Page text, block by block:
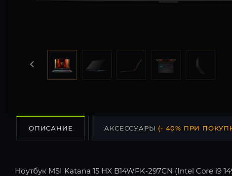
ОПИСАНИЕ АКСЕССУАРЫ (- 40% ПРИ
Ноутбук MSI Katana 15 HX B14WFK-297CN (Intel Core i9